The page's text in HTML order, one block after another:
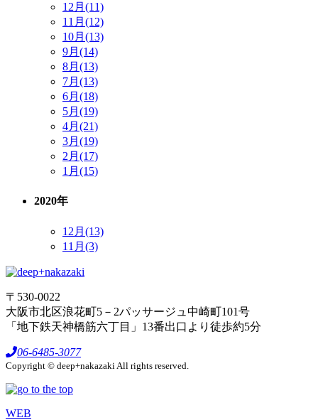
12月(11)
11月(12)
10月(13)
9月(14)
8月(13)
7月(13)
6月(18)
5月(19)
4月(21)
3月(19)
2月(17)
1月(15)
2020年
12月(13)
11月(3)
〒530-0022
大阪市北区浪花町5－2パッサージュ中崎町101号
「地下鉄天神橋筋六丁目」13番出口より徒歩約5分
06-6485-3077
Copyright © deep+nakazaki All rights reserved.
WEB